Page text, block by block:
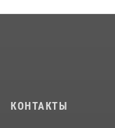
КОНТАКТЫ